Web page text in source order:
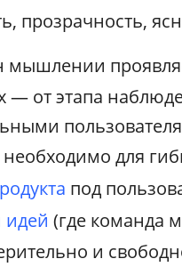
прозрачность,
мышлении
— от этапа
необходимо для
под
идей (где команда
и